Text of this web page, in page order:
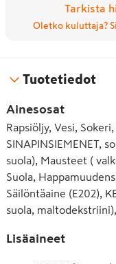
Tarkista
Oletko kuluttaja?
Tuotetiedot
Ainesosat
Rapsiöljy, Vesi,
SINAPINSIEMENET,
suola), Mausteet (
Suola,
Säilöntäaine (E202),
suola,
Lisäaineet